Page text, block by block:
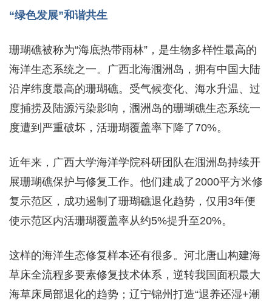
“绿色发展”和谐共生
珊瑚礁被称为“海底热带雨林”，是生物多样性最高的
海洋生态系统之一。广西北海涠洲岛，拥有中国大陆
沿岸纬度最高的珊瑚礁。受气候变化、海水升温、过
度捕捞及陆源污染影响，涠洲岛的珊瑚礁生态系统一
度遭到严重破坏，活珊瑚覆盖率下降了70%。
近年来，广西大学海洋学院科研团队在涠洲岛持续开
展珊瑚礁保护与修复工作。他们建成了2000平方米修
复示范区，成功遏制了珊瑚礁退化趋势，仅用3年便
使示范区内活珊瑚覆盖率从约5%提升至20%。
这样的海洋生态修复样本还有很多。河北唐山构建海
草床全流程多要素修复技术体系，逆转我国面积最大
海草床局部退化的趋势；辽宁锦州打造“退养还湿+潮